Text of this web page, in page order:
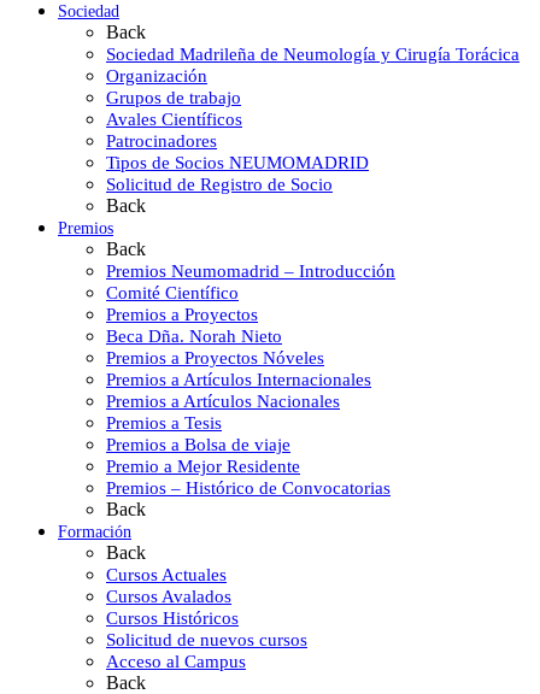
Sociedad
Back
Sociedad Madrileña de Neumología y Cirugía Torácica
Organización
Grupos de trabajo
Avales Científicos
Patrocinadores
Tipos de Socios NEUMOMADRID
Solicitud de Registro de Socio
Back
Premios
Back
Premios Neumomadrid – Introducción
Comité Científico
Premios a Proyectos
Beca Dña. Norah Nieto
Premios a Proyectos Nóveles
Premios a Artículos Internacionales
Premios a Artículos Nacionales
Premios a Tesis
Premios a Bolsa de viaje
Premio a Mejor Residente
Premios – Histórico de Convocatorias
Back
Formación
Back
Cursos Actuales
Cursos Avalados
Cursos Históricos
Solicitud de nuevos cursos
Acceso al Campus
Back